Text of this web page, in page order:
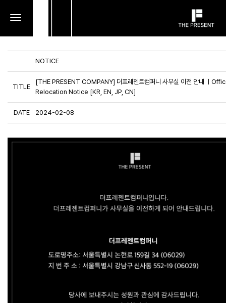
toggle
NOTICE
TITLE
[THE PRESENT COMPANY] 더프레젠트컴퍼니 사무실 이전 안내 ㅣ
Relocation Notice [KR, EN, JP, CN]
DATE 2024-02-08